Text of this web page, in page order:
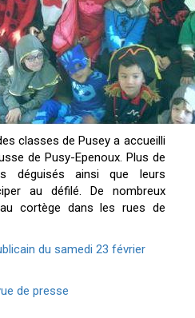
classes de Pusey a accueilli
de Pusy-Epenoux. Plus de
déguisés ainsi que leurs
au défilé. De nombreux
cortège dans les rues de
du samedi 23 février
de presse